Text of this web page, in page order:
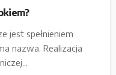
jest spełnieniem
nazwa. Realizacja